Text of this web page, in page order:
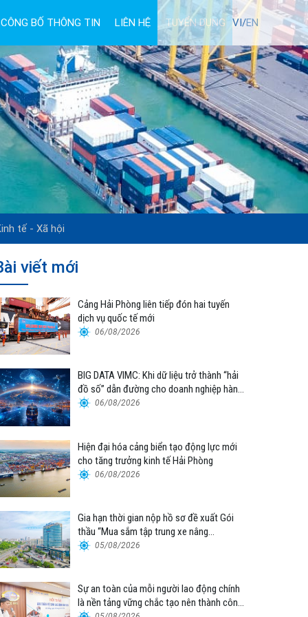
CÔNG BỐ THÔNG TIN LIÊN HỆ TUYỂN DỤNG VI/EN
tế - Xã hội
viết mới
Cảng Hải Phòng liên tiếp đón hai tuyến
dịch vụ quốc tế mới
06/08/2026
BIG DATA VIMC: Khi dữ liệu trở thành “hải
đồ số” dẫn đường cho doanh nghiệp hàng
hải 06/08/2026
Hiện đại hóa cảng biển tạo động lực mới
cho tăng trưởng kinh tế Hải Phòng
06/08/2026
Gia hạn thời gian nộp hồ sơ đề xuất Gói
thầu “Mua sắm tập trung xe nâng
container thuộc Tổng công ty Hàng hải
05/08/2026
Sự an toàn của mỗi người lao động chính
là nền tảng vững chắc tạo nên thành công